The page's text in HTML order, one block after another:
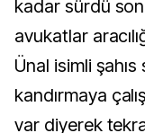
kadar sürdü
avukatlar
Ünal isimli
kandırmaya
var diyerek